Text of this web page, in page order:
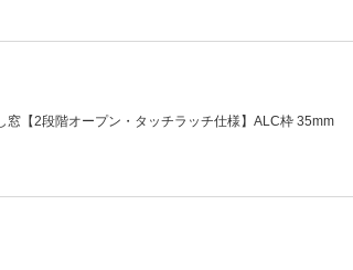
窓【2段階オープン・タッチラッチ仕様】ALC枠 35mm